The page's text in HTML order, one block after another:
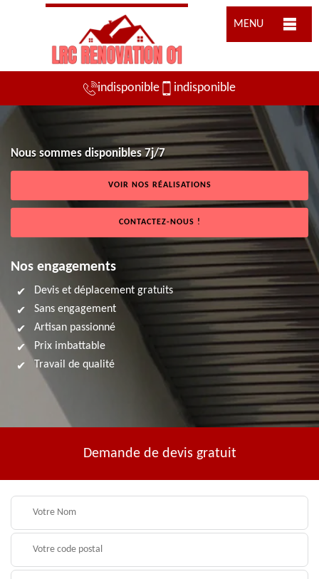
MENU
indisponible indisponible
Nous sommes disponibles 7j/7
VOIR NOS RÉALISATIONS
CONTACTEZ-NOUS !
Nos engagements
Devis et déplacement gratuits
Sans engagement
Artisan passionné
Prix imbattable
Travail de qualité
Demande de devis gratuit